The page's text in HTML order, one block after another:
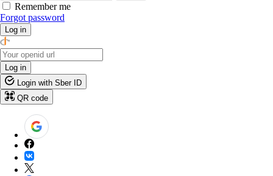
Remember me
Forgot password
Log in
Log in
Login with Sber ID
QR code